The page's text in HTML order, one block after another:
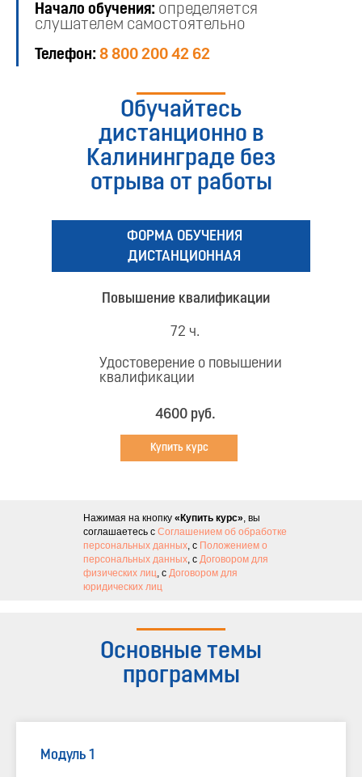
Начало обучения: определяется
слушателем самостоятельно
Телефон: 8 800 200 42 62
Обучайтесь
дистанционно в
Калининграде без
отрыва от работы
ФОРМА ОБУЧЕНИЯ
ДИСТАНЦИОННАЯ
Повышение квалификации
Удостоверение о повышении
квалификации
72 ч.
4600 руб.
Купить курс
Нажимая на кнопку «Купить курс», вы
соглашаетесь с Соглашением об обработке
персональных данных, с Положением о
персональных данных, с Договором для
физических лиц, с Договором для
юридических лиц
Основные темы
программы
Модуль 1